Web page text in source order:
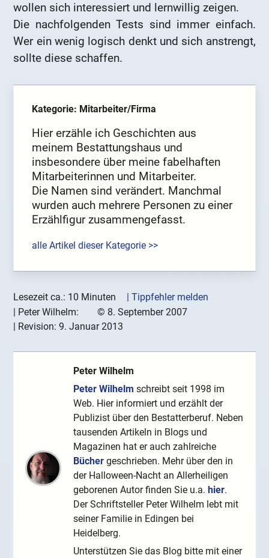
wollen sich interessiert und lernwillig zeigen.
Die nachfolgenden Tests sind immer einfach.
Wer ein wenig logisch denkt und sich anstrengt,
sollte diese schaffen.
Kategorie: Mitarbeiter/Firma
Hier erzähle ich Geschichten aus
meinem Bestattungshaus und
insbesondere über meine fabelhaften
Mitarbeiterinnen und Mitarbeiter.
Die Namen sind verändert. Manchmal
wurden auch mehrere Personen zu einer
Erzählfigur zusammengefasst.
alle Artikel dieser Kategorie >>
Lesezeit ca.: 10 Minuten
| Tippfehler melden
| Peter Wilhelm: © 8. September 2007
| Revision:9. Januar 2013
Peter Wilhelm
Peter Wilhelm schreibt seit 1998 im
Web. Hier informiert und erzählt der
Publizist über den Bestatterberuf. Neben
tausenden Artikeln in Blogs und
Magazinen hat er auch zahlreiche
Bücher geschrieben. Mehr über den in
der Halloween-Nacht an Allerheiligen
geborenen Autor finden Sie u.a.hier.
Der Schriftsteller Peter Wilhelm lebt mit
seiner Familie in Edingen bei
Heidelberg.
Unterstützen Sie das Blog bitte mit einer